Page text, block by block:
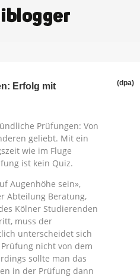
Erfolg mit
(dpa)
Prüfungen: Von
geliebt. Mit ein
wie im Fluge
ist kein Quiz.
Augenhöhe sein»,
Abteilung Beratung,
Kölner Studierenden
muss der
unterscheidet sich
nicht von dem
sollte man das
in der Prüfung dann